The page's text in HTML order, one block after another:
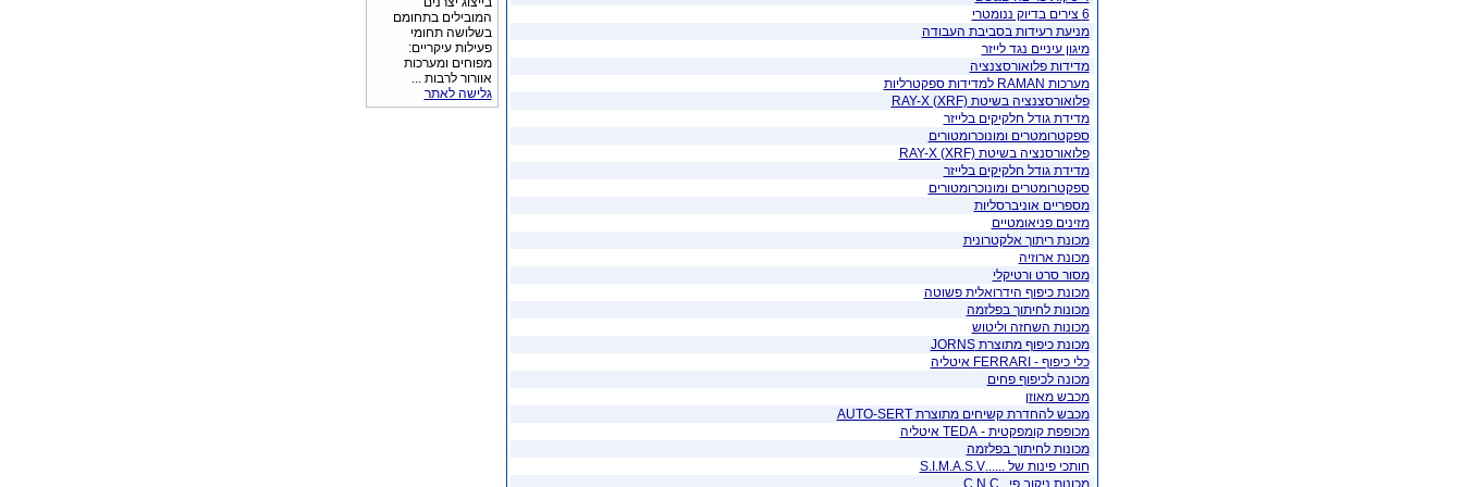
המובילים בתחומם
בשלושה תחומי
פעילות עיקריים:
מפוחים ומערכות
אוורור לרבות ...
גלישה לאתר
6 צירים בדיוק ננומטרי
מניעת רעידות בסביבת העבודה
מיגון עיניים נגד לייזר
מדידות פלואורסצנציה
מערכות RAMAN למדידות ספקטרליות
פלואורסצנציה בשיטת RAY-X (XRF)
מדידת גודל חלקיקים בלייזר
ספקטרומטרים ומונוכרומטורים
פלואורסנציה בשיטת RAY-X (XRF)
מדידת גודל חלקיקים בלייזר
ספקטרומטרים ומונוכרומטורים
מספריים אוניברסליות
מזינים פניאומטיים
מכונת ריתוך אלקטרונית
מכונת ארוזיה
מסור סרט ורטיקלי
מכונת כיפוף הידרואלית פשוטה
מכונות לחיתוך בפלזמה
מכונות השחזה וליטוש
מכונת כיפוף מתוצרת JORNS
כלי כיפוף - FERRARI איטליה
מכונה לכיפוף פחים
מכבש מאוזן
מכבש להחדרת קשיחים מתוצרת AUTO-SERT
מכופפת קומפקטית - TEDA איטליה
מכונות לחיתוך בפלזמה
חותכי פינות של ......S.I.M.A.S.V
מכונות ניקוב פי ..C.N.C